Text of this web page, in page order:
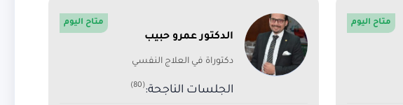
متاح اليوم
الدكتور عمرو حبيب
دكتوراة في العلاج النفسي
الجلسات الناجحة:(80)
متاح اليوم